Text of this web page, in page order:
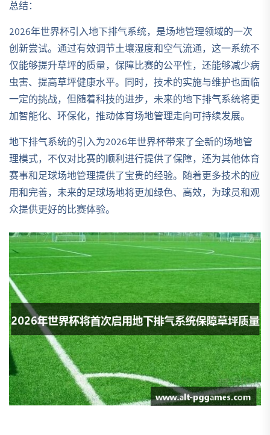
总结：
2026年世界杯引入地下排气系统，是场地管理领域的一次
创新尝试。通过有效调节土壤湿度和空气流通，这一系统不
仅能够提升草坪的质量，保障比赛的公平性，还能够减少病
虫害、提高草坪健康水平。同时，技术的实施与维护也面临
一定的挑战，但随着科技的进步，未来的地下排气系统将更
加智能化、环保化，推动体育场地管理走向可持续发展。
地下排气系统的引入为2026年世界杯带来了全新的场地管
理模式，不仅对比赛的顺利进行提供了保障，还为其他体育
赛事和足球场地管理提供了宝贵的经验。随着更多技术的应
用和完善，未来的足球场地将更加绿色、高效，为球员和观
众提供更好的比赛体验。